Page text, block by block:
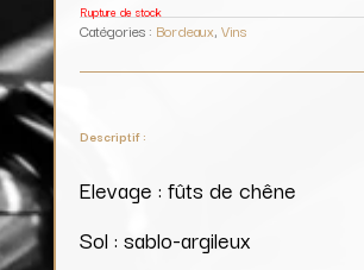
Rupture de stock
Catégories : Bordeaux, Vins
Descriptif :
Elevage : fûts de chêne
Sol : sablo-argileux